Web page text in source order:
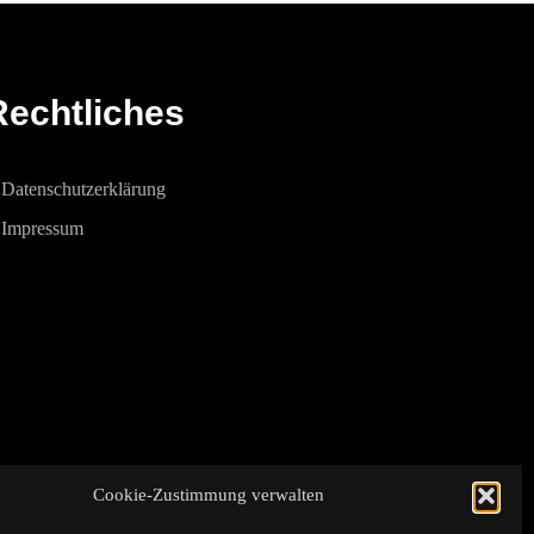
Cookie-Zustimmung verwalten
Datenschutzerklärung
Impressum